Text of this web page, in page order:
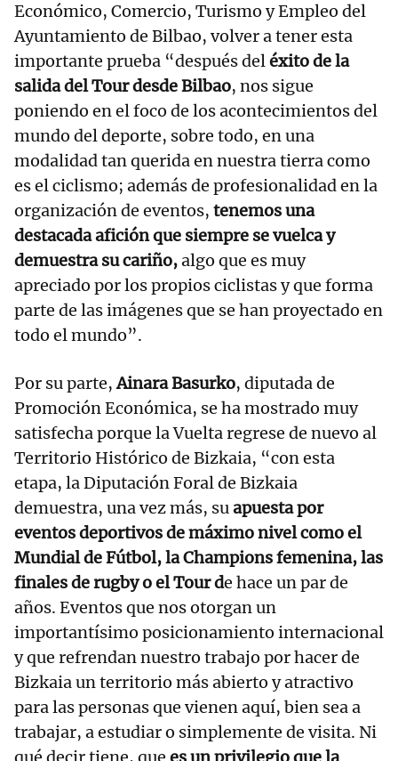
Económico, Comercio, Turismo y Empleo del
Ayuntamiento de Bilbao, volver a tener esta
importante prueba “después deléxito de la
salida del Tour desde Bilbao, nos sigue
poniendo en el foco de los acontecimientos del
mundo del deporte, sobre todo, en una
modalidad tan querida en nuestra tierra como
es el ciclismo; además de profesionalidad en la
organización de eventos, tenemos una
destacada afición que siempre se vuelca y
demuestra su cariño,algo que es muy
apreciado por los propios ciclistas y que forma
parte de las imágenes que se han proyectado en
todo el mundo”.
Por su parte,Ainara Basurko, diputada de
Promoción Económica, se ha mostrado muy
satisfecha porque la Vuelta regrese de nuevo al
Territorio Histórico de Bizkaia, “con esta
etapa, la Diputación Foral de Bizkaia
demuestra, una vez más, suapuesta por
eventos deportivos de máximo nivel como el
Mundial de Fútbol, la Champions femenina, las
finales de rugby o el Tour de hace un par de
años. Eventos que nos otorgan un
importantísimo posicionamiento internacional
y que refrendan nuestro trabajo por hacer de
Bizkaia un territorio más abierto y atractivo
para las personas que vienen aquí, bien sea a
trabajar, a estudiar o simplemente de visita. Ni